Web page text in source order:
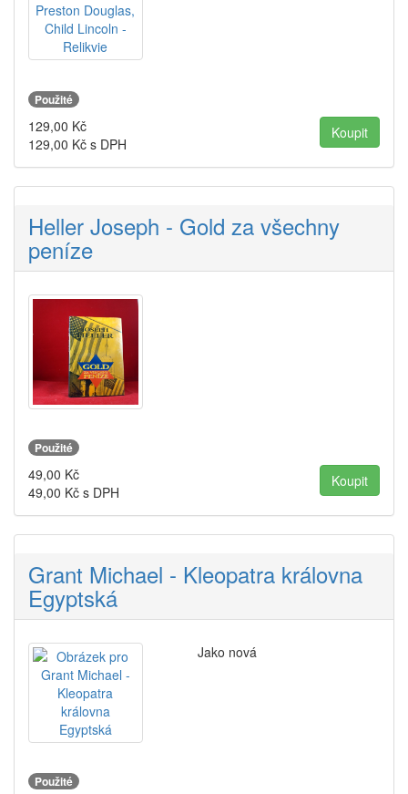
Použité
129,00 Kč
129,00 Kč s DPH
Heller Joseph - Gold za všechny
peníze
Použité
49,00 Kč
49,00 Kč s DPH
Grant Michael - Kleopatra královna
Egyptská
Jako nová
Použité